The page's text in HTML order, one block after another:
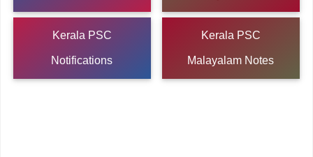
Kerala PSC
Notifications
Kerala PSC
Malayalam Notes